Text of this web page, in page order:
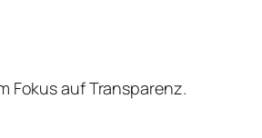
Fokus auf Transparenz.